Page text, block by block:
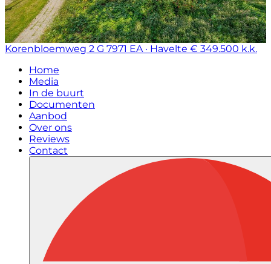
Korenbloemweg 2 G 7971 EA · Havelte € 349.500 k.k.
Home
Media
In de buurt
Documenten
Aanbod
Over ons
Reviews
Contact